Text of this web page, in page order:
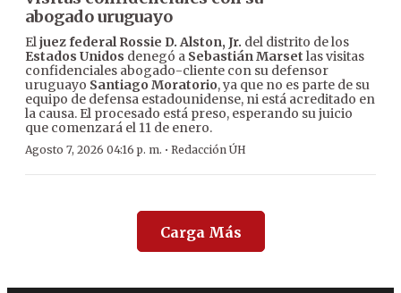
abogado uruguayo
Eljuez federal Rossie D. Alston, Jr. del distrito de los
Estados Unidos denegó a Sebastián Marset las visitas
confidenciales abogado-cliente con su defensor
uruguayo Santiago Moratorio, ya que no es parte de su
equipo de defensa estadounidense, ni está acreditado en
la causa. El procesado está preso, esperando su juicio
que comenzará el 11 de enero.
Agosto 7, 2026 04:16 p. m. · Redacción ÚH
Carga Más